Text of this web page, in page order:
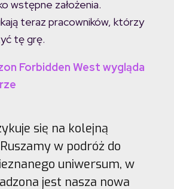
wstępne założenia.
teraz pracowników, którzy
tę grę.
Forbidden West wygląda
się na kolejną
w podróż do
uniwersum, w
jest nasza nowa